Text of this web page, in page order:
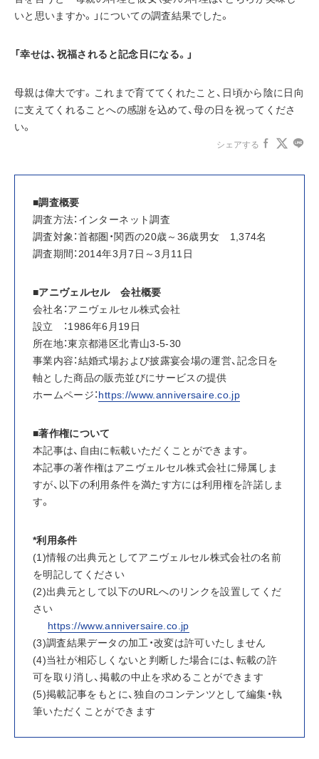
いと思いますか。」についての調査結果でした。
「幸せは、祝福されると記念日になる。」
母親は偉大です。これまで育ててくれたこと、日頃から陰に日向
に支えてくれることへの感謝を込めて、母の日を祝ってくださ
い。
シェアする
■調査概要
調査方法：インターネット調査
調査対象：首都圏・関西の20歳～36歳男女　1,374名
調査期間：2014年3月7日～3月11日
■アニヴェルセル　会社概要
会社名：アニヴェルセル株式会社
設立　：1986年6月19日
所在地：東京都港区北青山3-5-30
事業内容：結婚式場および披露宴会場の運営、記念日を
軸とした商品の販売並びにサービスの提供
ホームページ：https://www.anniversaire.co.jp
■著作権について
本記事は、自由に転載いただくことができます。
本記事の著作権はアニヴェルセル株式会社に帰属しま
すが、以下の利用条件を満たす方には利用権を許諾しま
す。
*利用条件
(1)情報の出典元としてアニヴェルセル株式会社の名前
を明記してください
(2)出典元として以下のURLへのリンクを設置してくだ
さい
https://www.anniversaire.co.jp
(3)調査結果データの加工・改変は許可いたしません
(4)当社が相応しくないと判断した場合には、転載の許
可を取り消し、掲載の中止を求めることができます
(5)掲載記事をもとに、独自のコンテンツとして編集・執
筆いただくことができます